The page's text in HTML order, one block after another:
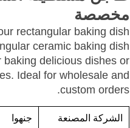
مخصصة
rectangular baking dish
ceramic baking dish
delicious dishes or
Ideal for wholesale and
custom orders.
الشركة المصنعة جنهوا